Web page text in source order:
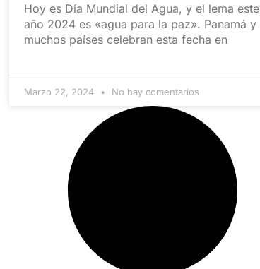
Hoy es Día Mundial del Agua, y el lema este
año 2024 es «agua para la paz». Panamá y
muchos países celebran esta fecha en
Marzo 22, 2024 No hay comentarios